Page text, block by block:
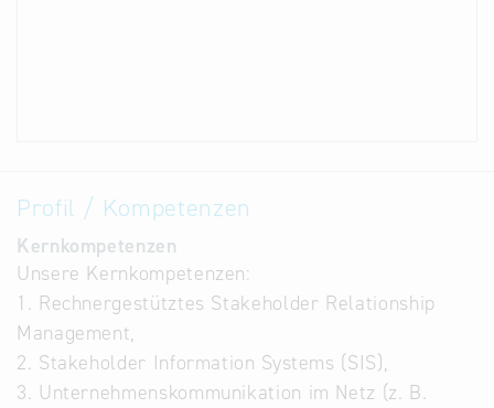
Profil / Kompetenzen
Kernkompetenzen
Unsere Kernkompetenzen:
1. Rechnergestütztes Stakeholder Relationship
Management,
2. Stakeholder Information Systems (SIS),
3. Unternehmenskommunikation im Netz (z. B.